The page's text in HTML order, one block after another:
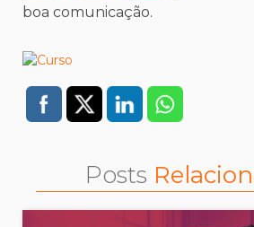
boa comunicação.
Posts